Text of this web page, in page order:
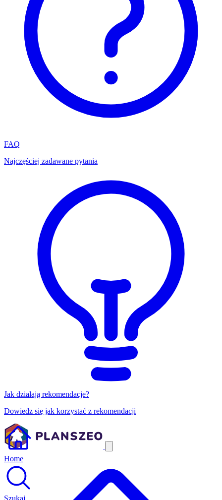
FAQ
Najczęściej zadawane pytania
Jak działają rekomendacje?
Dowiedz się jak korzystać z rekomendacji
Home
Szukaj